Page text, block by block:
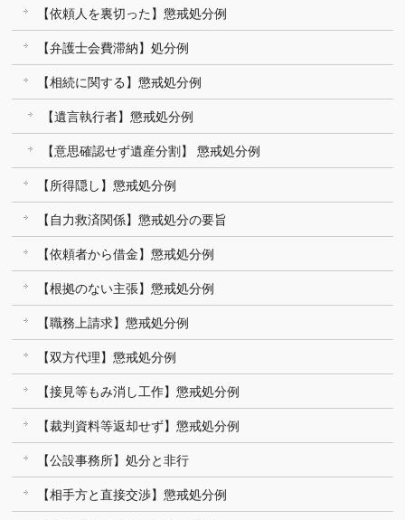
【依頼人を裏切った】懲戒処分例
【弁護士会費滞納】処分例
【相続に関する】懲戒処分例
【遺言執行者】懲戒処分例
【意思確認せず遺産分割】 懲戒処分例
【所得隠し】懲戒処分例
【自力救済関係】懲戒処分の要旨
【依頼者から借金】懲戒処分例
【根拠のない主張】懲戒処分例
【職務上請求】懲戒処分例
【双方代理】懲戒処分例
【接見等もみ消し工作】懲戒処分例
【裁判資料等返却せず】懲戒処分例
【公設事務所】処分と非行
【相手方と直接交渉】懲戒処分例